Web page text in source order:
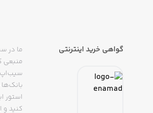
گواهی خرید اینترنتی
ما در
منبعی
سیب‌اپ
استور